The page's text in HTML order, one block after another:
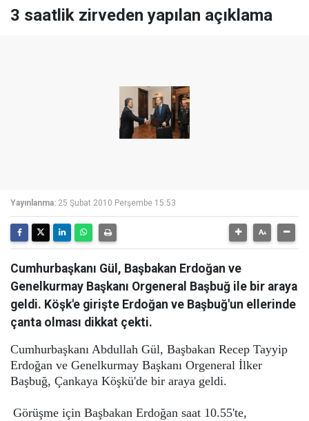
3 saatlik zirveden yapılan açıklama
Yayınlanma: 25 Şubat 2010 Perşembe 15:53
Cumhurbaşkanı Gül, Başbakan Erdoğan ve
Genelkurmay Başkanı Orgeneral Başbuğ ile bir araya
geldi. Köşk'e girişte Erdoğan ve Başbuğ'un ellerinde
çanta olması dikkat çekti.
Cumhurbaşkanı Abdullah Gül, Başbakan Recep Tayyip
Erdoğan ve Genelkurmay Başkanı Orgeneral İlker
Başbuğ, Çankaya Köşkü'de bir araya geldi.
Görüşme için Başbakan Erdoğan saat 10.55'te,